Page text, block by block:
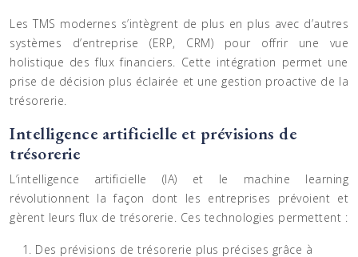
Les TMS modernes s’intègrent de plus en plus avec d’autres
systèmes d’entreprise (ERP, CRM) pour offrir une vue
holistique des flux financiers. Cette intégration permet une
prise de décision plus éclairée et une gestion proactive de la
trésorerie.
Intelligence artificielle et prévisions de
trésorerie
L’intelligence artificielle (IA) et le machine learning
révolutionnent la façon dont les entreprises prévoient et
gèrent leurs flux de trésorerie. Ces technologies permettent :
Des prévisions de trésorerie plus précises grâce à